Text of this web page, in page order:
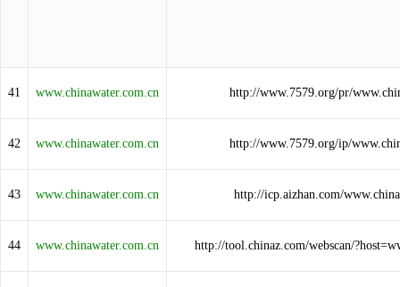
41 www.chinawater.com.cn http://www.7579.org/pr/
42 www.chinawater.com.cn http://www.7579.org/ip/
43 www.chinawater.com.cn http://icp.aizhan.com/
44 www.chinawater.com.cn http://tool.chinaz.com/webscan/